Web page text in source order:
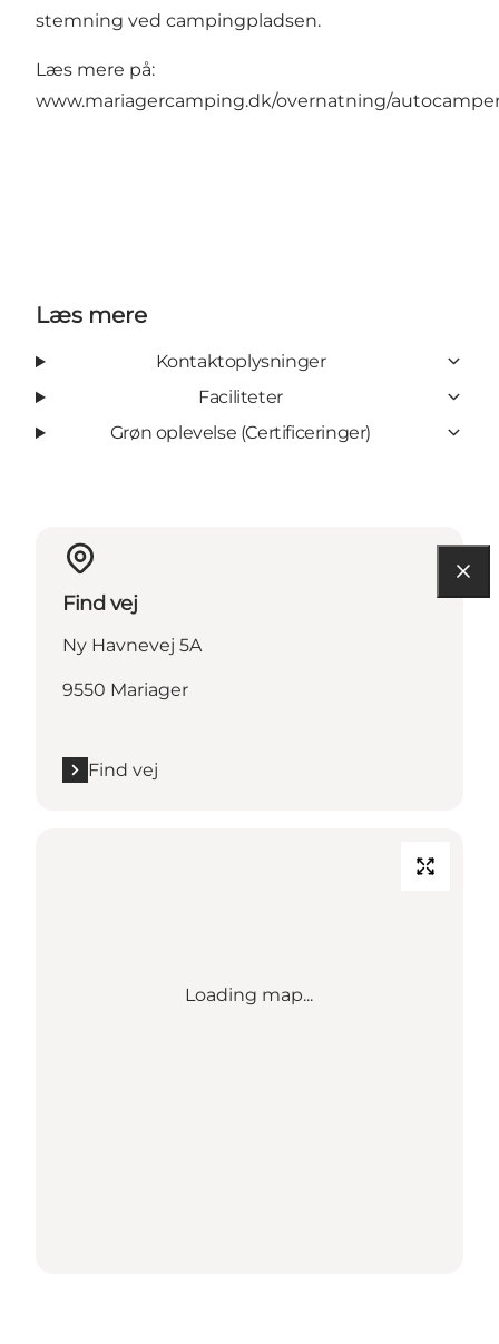
stemning ved campingpladsen.
Læs mere på:
www.mariagercamping.dk/overnatning/
Læs mere
Kontaktoplysninger
Faciliteter
Grøn oplevelse (Certificeringer)
Find vej
Ny Havnevej 5A
9550 Mariager
Find vej
Loading map...